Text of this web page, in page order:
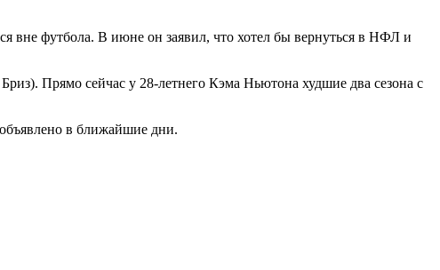
вне футбола. В июне он заявил, что хотел бы вернуться в НФЛ и
Прямо сейчас у 28-летнего Кэма Ньютона худшие два сезона с
в ближайшие дни.